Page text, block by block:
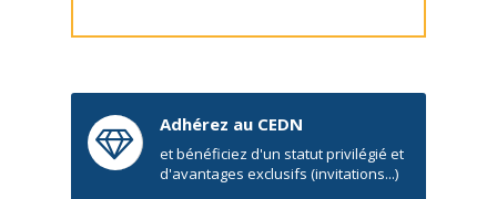
Adhérez au CEDN
et bénéficiez d'un statut privilégié et
d'avantages exclusifs (invitations...)